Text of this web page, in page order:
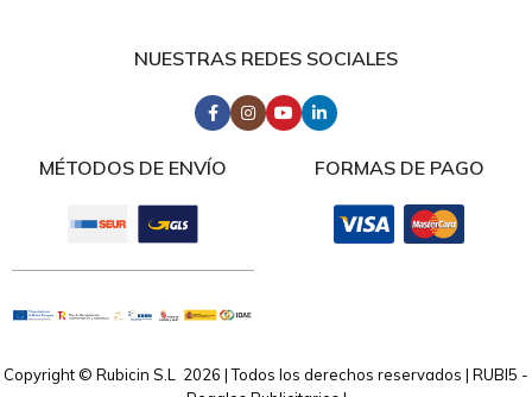
FORMAS DE PAGO
MÉTODOS DE ENVÍO
NUESTRAS REDES SOCIALES
Copyright © Rubicin S.L 2026 | Todos los derechos reservados | RUBI5 -